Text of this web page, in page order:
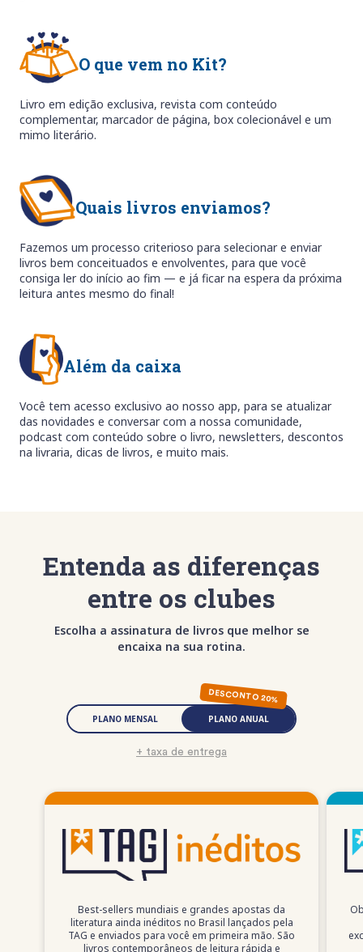
O que vem no Kit?
Livro em edição exclusiva, revista com conteúdo
complementar, marcador de página, box colecionável e um
mimo literário.
Quais livros enviamos?
Fazemos um processo criterioso para selecionar e enviar
livros bem conceituados e envolventes, para que você
consiga ler do início ao fim — e já ficar na espera da próxima
leitura antes mesmo do final!
Além da caixa
Você tem acesso exclusivo ao nosso app, para se atualizar
das novidades e conversar com a nossa comunidade,
podcast com conteúdo sobre o livro, newsletters, descontos
na livraria, dicas de livros, e muito mais.
Entenda as diferenças
entre os clubes
Escolha a assinatura de livros que melhor se
encaixa na sua rotina.
PLANO MENSAL
DESCONTO 20%
PLANO ANUAL
+ taxa de entrega
Best-sellers mundiais e grandes apostas da
literatura ainda inéditos no Brasil lançados pela
TAG e enviados para você em primeira mão. São
livros contemporâneos de leitura rápida e